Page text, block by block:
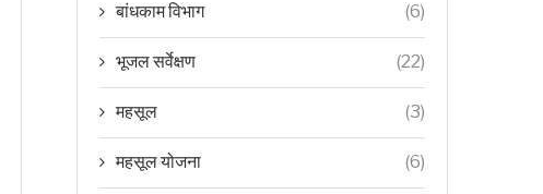
बांधकाम विभाग (6)
भूजल सर्वेक्षण (22)
महसूल (3)
महसूल योजना (6)